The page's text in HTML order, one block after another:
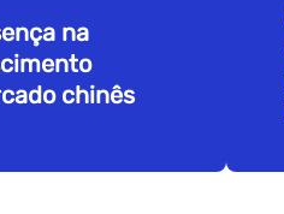
na
chinês